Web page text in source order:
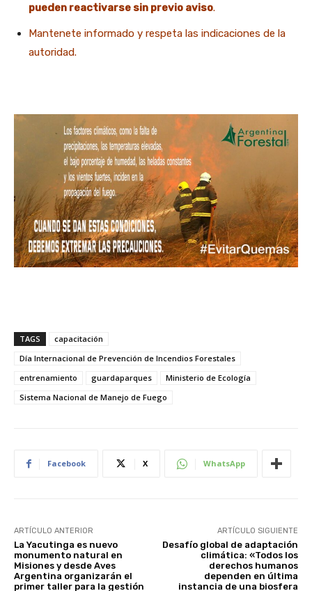
pueden reactivarse sin previo aviso.
Mantenete informado y respeta las indicaciones de la
autoridad.
TAGS
capacitación
Día Internacional de Prevención de Incendios Forestales
entrenamiento
guardaparques
Ministerio de Ecología
Sistema Nacional de Manejo de Fuego
Facebook X WhatsApp
ARTÍCULO ANTERIOR
La Yacutinga es nuevo
monumento natural en
Misiones y desde Aves
Argentina organizarán el
primer taller para la gestión
ARTÍCULO SIGUIENTE
Desafío global de adaptación
climática: «Todos los
derechos humanos
dependen en última
instancia de una biosfera